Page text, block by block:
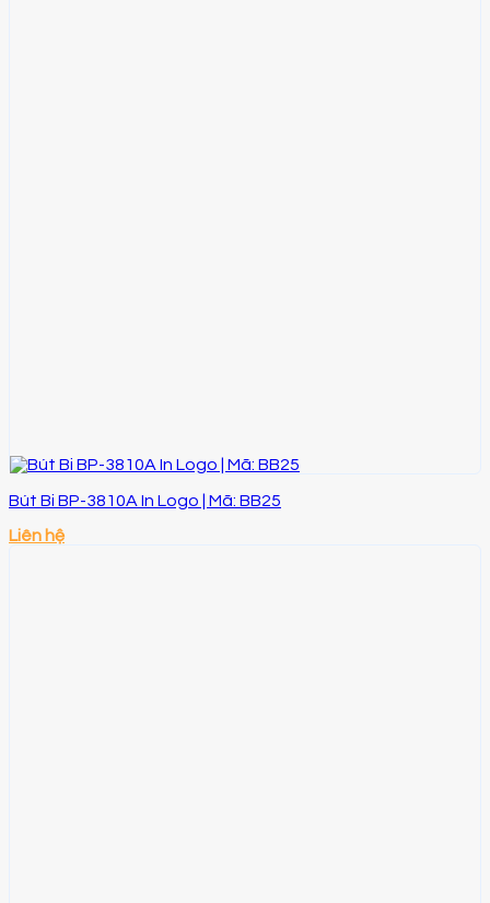
Bút Bi BP-3810A In Logo | Mã: BB25
Liên hệ